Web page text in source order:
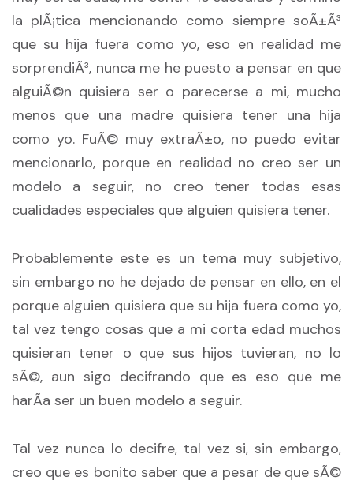
la plÃ¡tica mencionando como siempre soÃ±Ã³
que su hija fuera como yo, eso en realidad me
sorprendiÃ³, nunca me he puesto a pensar en que
alguiÃ©n quisiera ser o parecerse a mi, mucho
menos que una madre quisiera tener una hija
como yo. FuÃ© muy extraÃ±o, no puedo evitar
mencionarlo, porque en realidad no creo ser un
modelo a seguir, no creo tener todas esas
cualidades especiales que alguien quisiera tener.
Probablemente este es un tema muy subjetivo,
sin embargo no he dejado de pensar en ello, en el
porque alguien quisiera que su hija fuera como yo,
tal vez tengo cosas que a mi corta edad muchos
quisieran tener o que sus hijos tuvieran, no lo
sÃ©, aun sigo decifrando que es eso que me
harÃ­a ser un buen modelo a seguir.
Tal vez nunca lo decifre, tal vez si, sin embargo,
creo que es bonito saber que a pesar de que sÃ©